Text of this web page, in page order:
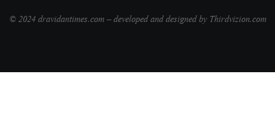
© 2024 dravidantimes.com – developed and designed by Thirdvizion.com